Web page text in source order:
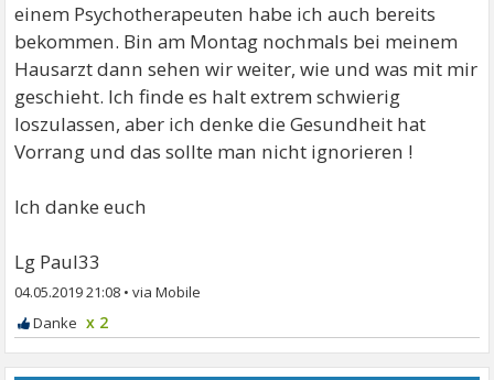
einem Psychotherapeuten habe ich auch bereits
bekommen. Bin am Montag nochmals bei meinem
Hausarzt dann sehen wir weiter, wie und was mit mir
geschieht. Ich finde es halt extrem schwierig
loszulassen, aber ich denke die Gesundheit hat
Vorrang und das sollte man nicht ignorieren !
Ich danke euch
Lg Paul33
04.05.2019 21:08 •
x 2